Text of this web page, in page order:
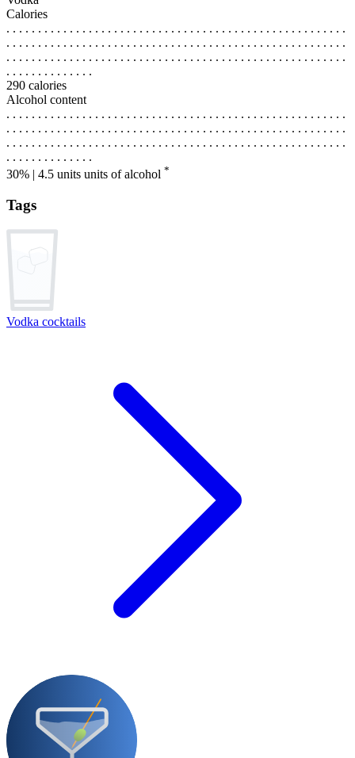
Calories
. . . . . . . . . . . . . . . . . . . . . . . . . . . . . . . . . . . . . . . . . . . . . . . . . . . . . .
. . . . . . . . . . . . . . . . . . . . . . . . . . . . . . . . . . . . . . . . . . . . . . . . . . . . . .
. . . . . . . . . . . . . . . . . . . . . . . . . . . . . . . . . . . . . . . . . . . . . . . . . . . . . .
. . . . . . . . . . . . . .
290 calories
Alcohol content
. . . . . . . . . . . . . . . . . . . . . . . . . . . . . . . . . . . . . . . . . . . . . . . . . . . . . .
. . . . . . . . . . . . . . . . . . . . . . . . . . . . . . . . . . . . . . . . . . . . . . . . . . . . . .
. . . . . . . . . . . . . . . . . . . . . . . . . . . . . . . . . . . . . . . . . . . . . . . . . . . . . .
. . . . . . . . . . . . . .
30% | 4.5 units units of alcohol *
Tags
Vodka cocktails